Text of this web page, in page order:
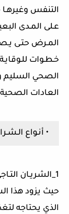
التنفس وغيرهـا
عـلى المـدى
المـرض حتـى
خـطـوات
الصحي السليم
العادات الصحية
• أنـواع
1_الشريـان التـاجي الايـسر:
حيث يزود هذا
الذي يحتاجه